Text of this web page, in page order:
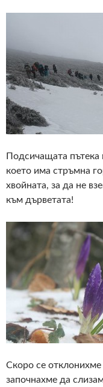
Подсичащата
което има стръмна
хвойната, за да не
към дърветата!
Скоро се отклонихме
започнахме да